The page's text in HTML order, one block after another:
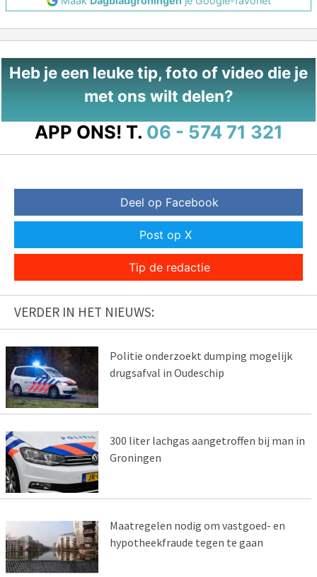
Heb je een leuke tip, foto of video die je
met ons wilt delen?
APP ONS! T. 06 - 574 71 321
Deel op Facebook
Post op X
Tip de redactie
VERDER IN HET NIEUWS:
Politie onderzoekt dumping mogelijk
drugsafval in Oudeschip
300 liter lachgas aangetroffen bij man in
Groningen
Maatregelen nodig om vastgoed- en
hypotheekfraude tegen te gaan